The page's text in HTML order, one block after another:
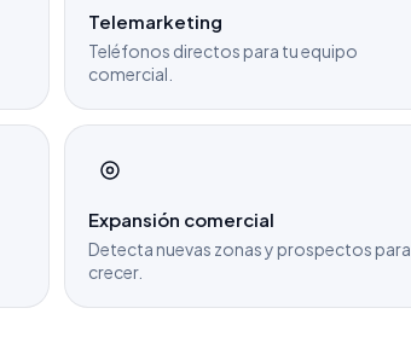
Telemarketing
Teléfonos directos para tu equipo
comercial.
Expansión comercial
Detecta nuevas zonas y prospectos para
crecer.